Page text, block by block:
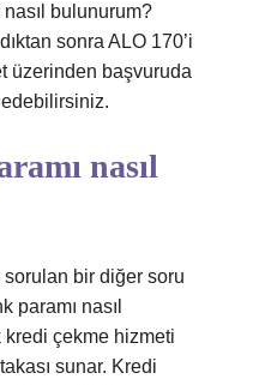
bulunurum?
sonra ALO 170’i
üzerinden başvuruda
nasıl
sorulan bir diğer soru
paramı nasıl
kredi çekme hizmeti
sunar. Kredi